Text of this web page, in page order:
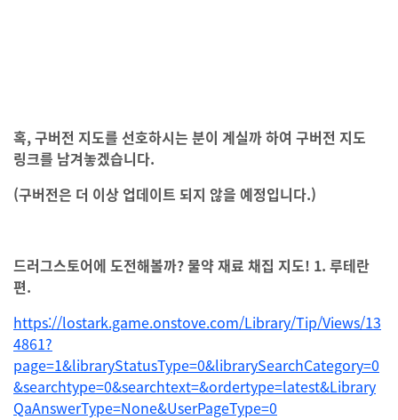
혹, 구버전 지도를 선호하시는 분이 계실까 하여 구버전 지도
링크를 남겨놓겠습니다.
(구버전은 더 이상 업데이트 되지 않을 예정입니다.)
드러그스토어에 도전해볼까? 물약 재료 채집 지도! 1. 루테란
편.
https://lostark.game.onstove.com/Library/Tip/Views/13
4861?
page=1&libraryStatusType=0&librarySearchCategory=0
&searchtype=0&searchtext=&ordertype=latest&Library
QaAnswerType=None&UserPageType=0